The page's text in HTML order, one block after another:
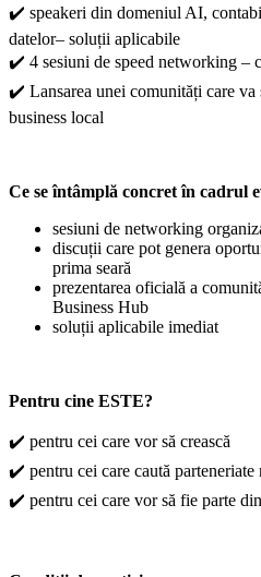
✔️ speakeri din domeniul AI,
datelor– soluții aplicabile
✔️ 4 sesiuni de speed networking –
✔️ Lansarea unei comunități care
business local
Ce se întâmplă concret în cadrul
sesiuni de networking
discuții care pot genera
prima seară
prezentarea oficială a
Business Hub
soluții aplicabile imediat
Pentru cine ESTE?
✔️ pentru cei care vor să crească
✔️ pentru cei care caută parteneriate
✔️ pentru cei care vor să fie parte